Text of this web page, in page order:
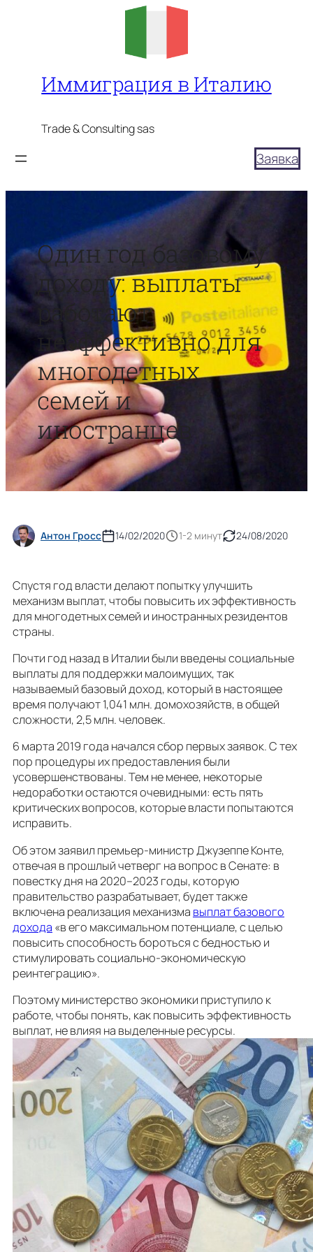
Иммиграция в Италию
Trade & Consulting sas
Заявка
Один год базовому
доходу: выплаты
работают
неэффективно для
многодетных
семей и
иностранцев
Антон Гросс 14/02/2020 1-2 минут 24/08/2020
Спустя год власти делают попытку улучшить
механизм выплат, чтобы повысить их эффективность
для многодетных семей и иностранных резидентов
страны.
Почти год назад в Италии были введены социальные
выплаты для поддержки малоимущих, так
называемый базовый доход, который в настоящее
время получают 1,041 млн. домохозяйств, в общей
сложности, 2,5 млн. человек.
6 марта 2019 года начался сбор первых заявок. С тех
пор процедуры их предоставления были
усовершенствованы. Тем не менее, некоторые
недоработки остаются очевидными: есть пять
критических вопросов, которые власти попытаются
исправить.
Об этом заявил премьер-министр Джузеппе Конте,
отвечая в прошлый четверг на вопрос в Сенате: в
повестку дня на 2020–2023 годы, которую
правительство разрабатывает, будет также
включена реализация механизма выплат базового
дохода «в его максимальном потенциале, с целью
повысить способность бороться с бедностью и
стимулировать социально-экономическую
реинтеграцию».
Поэтому министерство экономики приступило к
работе, чтобы понять, как повысить эффективность
выплат, не влияя на выделенные ресурсы.